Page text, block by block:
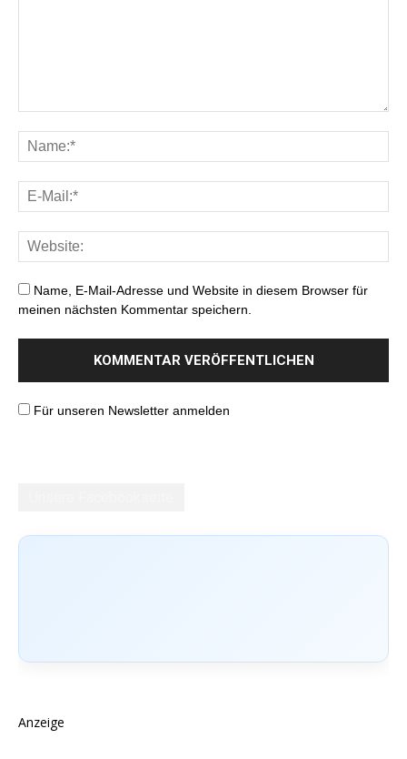
Name, E-Mail-Adresse und Website in diesem Browser für
meinen nächsten Kommentar speichern.
Für unseren Newsletter anmelden
Anzeige